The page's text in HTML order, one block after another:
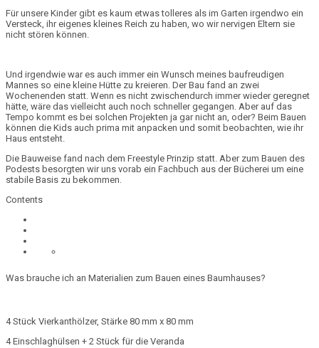
Für unsere Kinder gibt es kaum etwas tolleres als im Garten irgendwo ein
Versteck, ihr eigenes kleines Reich zu haben, wo wir nervigen Eltern sie
nicht stören können.
Und irgendwie war es auch immer ein Wunsch meines baufreudigen
Mannes so eine kleine Hütte zu kreieren. Der Bau fand an zwei
Wochenenden statt. Wenn es nicht zwischendurch immer wieder geregnet
hätte, wäre das vielleicht auch noch schneller gegangen. Aber auf das
Tempo kommt es bei solchen Projekten ja gar nicht an, oder? Beim Bauen
können die Kids auch prima mit anpacken und somit beobachten, wie ihr
Haus entsteht.
Die Bauweise fand nach dem Freestyle Prinzip statt. Aber zum Bauen des
Podests besorgten wir uns vorab ein Fachbuch aus der Bücherei um eine
stabile Basis zu bekommen.
Contents
Was brauche ich an Materialien zum Bauen eines Baumhauses?
4 Stück Vierkanthölzer, Stärke 80 mm x 80 mm
4 Einschlaghülsen + 2 Stück für die Veranda